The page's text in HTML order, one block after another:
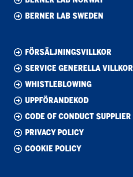
BERNER LAB SWEDEN
FÖRSÄLJNINGSVILLKOR
SERVICE GENERELLA VILLKOR
WHISTLEBLOWING
UPPFÖRANDEKOD
CODE OF CONDUCT SUPPLIER
PRIVACY POLICY
COOKIE POLICY